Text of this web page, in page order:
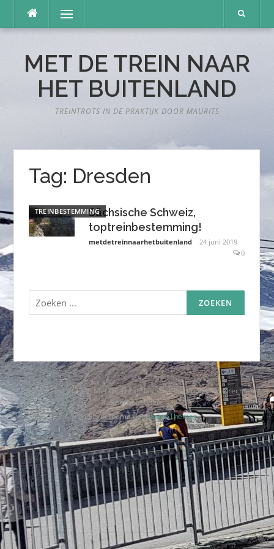
inhoud
Menu
MET DE TREIN NAAR
HET BUITENLAND
TREINTROTS IN DE PRAKTIJK DOOR MAURITS
Tag: Dresden
TREINBESTEMMINGSächsische Schweiz,
toptreinbestemming!
metdetreinnaarhetbuitenland
24 juni 2019
0
Zoeken
naar:
Auteursrecht © 2026 Met De Trein Naar Het Buitenland. Alle rechten
voorbehouden.
Codilight thema doorFameThemes